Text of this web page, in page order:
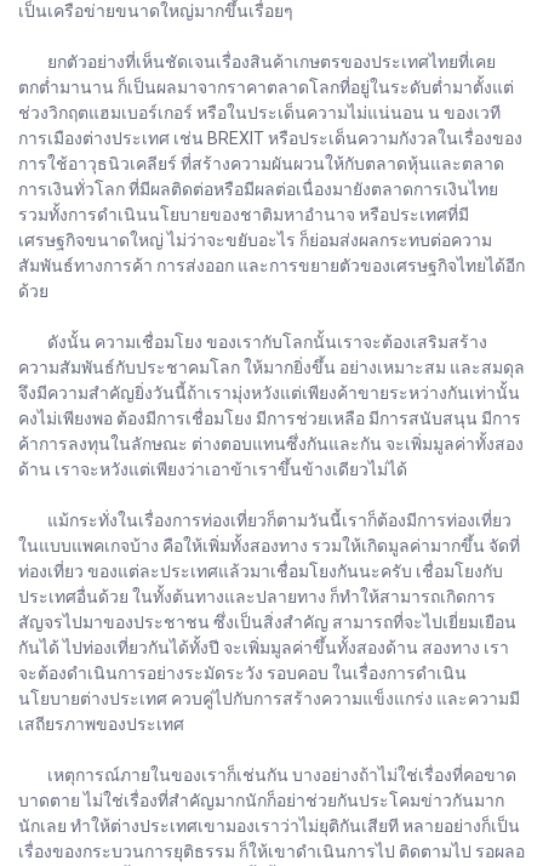
เป็นเครือข่ายขนาดใหญ่มากขึ้นเรื่อยๆ
ยกตัวอย่างที่เห็นชัดเจนเรื่องสินค้าเกษตรของประเทศไทยที่เคย
ตกต่ำมานาน ก็เป็นผลมาจากราคาตลาดโลกที่อยู่ในระดับต่ำมาตั้งแต่
ช่วงวิกฤตแฮมเบอร์เกอร์ หรือในประเด็นความไม่แน่นอน น ของเวที
การเมืองต่างประเทศ เช่น BREXIT หรือประเด็นความกังวลในเรื่องของ
การใช้อาวุธนิวเคลียร์ ที่สร้างความผันผวนให้กับตลาดหุ้นและตลาด
การเงินทั่วโลก ที่มีผลติดต่อหรือมีผลต่อเนื่องมายังตลาดการเงินไทย
รวมทั้งการดำเนินนโยบายของชาติมหาอำนาจ หรือประเทศที่มี
เศรษฐกิจขนาดใหญ่ ไม่ว่าจะขยับอะไร ก็ย่อมส่งผลกระทบต่อความ
สัมพันธ์ทางการค้า การส่งออก และการขยายตัวของเศรษฐกิจไทยได้อีก
ด้วย
ดังนั้น ความเชื่อมโยง ของเรากับโลกนั้นเราจะต้องเสริมสร้าง
ความสัมพันธ์กับประชาคมโลก ให้มากยิ่งขึ้น อย่างเหมาะสม และสมดุล
จึงมีความสำคัญยิ่งวันนี้ถ้าเรามุ่งหวังแต่เพียงค้าขายระหว่างกันเท่านั้น
คงไม่เพียงพอ ต้องมีการเชื่อมโยง มีการช่วยเหลือ มีการสนับสนุน มีการ
ค้าการลงทุนในลักษณะ ต่างตอบแทนซึ่งกันและกัน จะเพิ่มมูลค่าทั้งสอง
ด้าน เราจะหวังแต่เพียงว่าเอาข้าเราขึ้นข้างเดียวไม่ได้
แม้กระทั่งในเรื่องการท่องเที่ยวก็ตามวันนี้เราก็ต้องมีการท่องเที่ยว
ในแบบแพคเกจบ้าง คือให้เพิ่มทั้งสองทาง รวมให้เกิดมูลค่ามากขึ้น จัดที่
ท่องเที่ยว ของแต่ละประเทศแล้วมาเชื่อมโยงกันนะครับ เชื่อมโยงกับ
ประเทศอื่นด้วย ในทั้งต้นทางและปลายทาง ก็ทำให้สามารถเกิดการ
สัญจรไปมาของประชาชน ซึ่งเป็นสิ่งสำคัญ สามารถที่จะไปเยี่ยมเยือน
กันได้ ไปท่องเที่ยวกันได้ทั้งปี จะเพิ่มมูลค่าขึ้นทั้งสองด้าน สองทาง เรา
จะต้องดำเนินการอย่างระมัดระวัง รอบคอบ ในเรื่องการดำเนิน
นโยบายต่างประเทศ ควบคู่ไปกับการสร้างความแข็งแกร่ง และความมี
เสถียรภาพของประเทศ
เหตุการณ์ภายในของเราก็เช่นกัน บางอย่างถ้าไม่ใช่เรื่องที่คอขาด
บาดตาย ไม่ใช่เรื่องที่สำคัญมากนักก็อย่าช่วยกันประโคมข่าวกันมาก
นักเลย ทำให้ต่างประเทศเขามองเราว่าไม่ยุติกันเสียที หลายอย่างก็เป็น
เรื่องของกระบวนการยุติธรรม ก็ให้เขาดำเนินการไป ติดตามไป รอผลอ